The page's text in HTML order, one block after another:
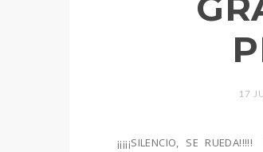
17
¡¡¡¡¡SILENCIO, SE